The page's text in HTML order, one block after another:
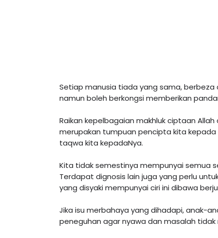
Setiap manusia tiada yang sama,
namun boleh berkongsi memberikan
Raikan kepelbagaian makhluk ciptaan
merupakan tumpuan pencipta kita
taqwa kita kepadaNya.
Kita tidak semestinya mempunyai semua
Terdapat dignosis lain juga yang perlu
yang disyaki mempunyai ciri ini dibawa
Jika isu merbahaya yang dihadapi, anak-
peneguhan agar nyawa dan masalah